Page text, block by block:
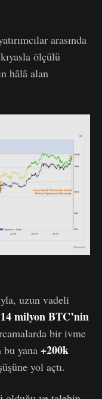
arasında
ölçülü
hâlâ alan
uzun vadeli
14 milyon BTC’nin
bir ivme
bu yana +200k
yol açtı.